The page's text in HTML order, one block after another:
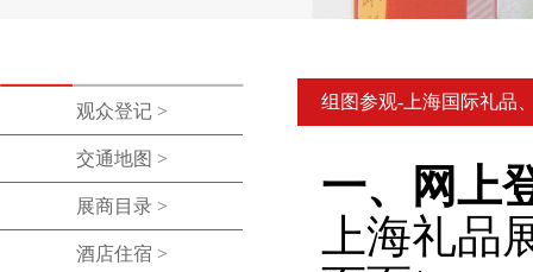
观众登记 >
交通地图 >
展商目录 >
酒店住宿 >
组图参观-上海国际礼品
一、网上
上海礼